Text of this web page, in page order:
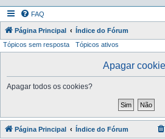
FAQ
Página Principal Índice do Fórum
Tópicos sem resposta Tópicos ativos
Apagar
Apagar todos os cookies?
Página Principal Índice do Fórum